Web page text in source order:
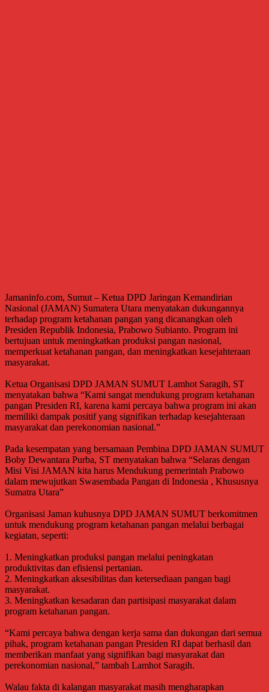
Jamaninfo.com, Sumut – Ketua DPD Jaringan Kemandirian
Nasional (JAMAN) Sumatera Utara menyatakan dukungannya
terhadap program ketahanan pangan yang dicanangkan oleh
Presiden Republik Indonesia, Prabowo Subianto. Program ini
bertujuan untuk meningkatkan produksi pangan nasional,
memperkuat ketahanan pangan, dan meningkatkan kesejahteraan
masyarakat.
Ketua Organisasi DPD JAMAN SUMUT Lamhot Saragih, ST
menyatakan bahwa “Kami sangat mendukung program ketahanan
pangan Presiden RI, karena kami percaya bahwa program ini akan
memiliki dampak positif yang signifikan terhadap kesejahteraan
masyarakat dan perekonomian nasional.”
Pada kesempatan yang bersamaan Pembina DPD JAMAN SUMUT
Boby Dewantara Purba, ST menyatakan bahwa “Selaras dengan
Misi Visi JAMAN kita harus Mendukung pemerintah Prabowo
dalam mewujutkan Swasembada Pangan di Indonesia , Khususnya
Sumatra Utara”
Organisasi Jaman kuhusnya DPD JAMAN SUMUT berkomitmen
untuk mendukung program ketahanan pangan melalui berbagai
kegiatan, seperti:
1. Meningkatkan produksi pangan melalui peningkatan
produktivitas dan efisiensi pertanian.
2. Meningkatkan aksesibilitas dan ketersediaan pangan bagi
masyarakat.
3. Meningkatkan kesadaran dan partisipasi masyarakat dalam
program ketahanan pangan.
“Kami percaya bahwa dengan kerja sama dan dukungan dari semua
pihak, program ketahanan pangan Presiden RI dapat berhasil dan
memberikan manfaat yang signifikan bagi masyarakat dan
perekonomian nasional,” tambah Lamhot Saragih.
Walau fakta di kalangan masyarakat masih mengharapkan